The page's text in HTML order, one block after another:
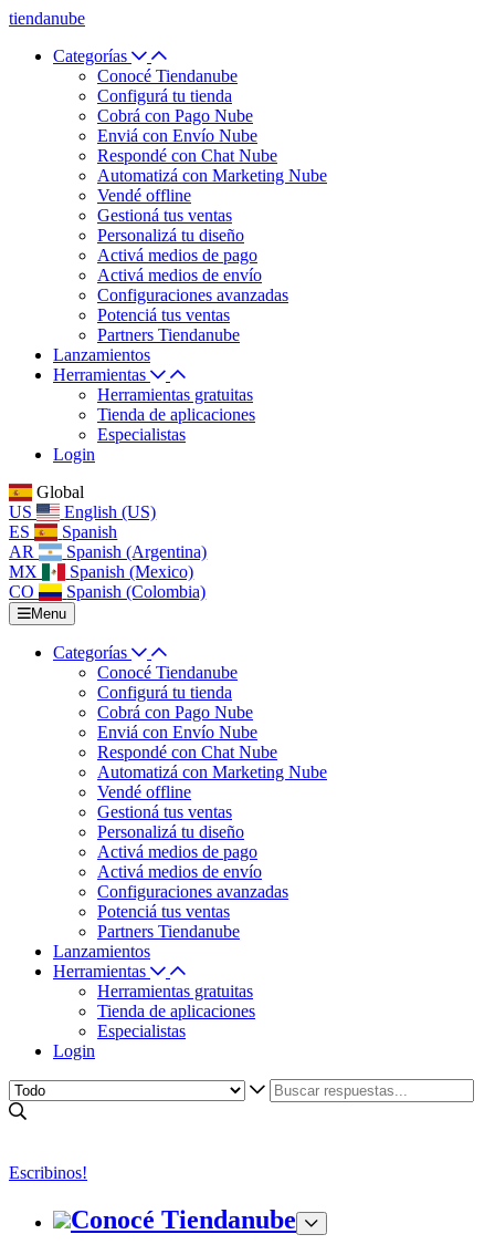
tiendanube
Categorías
Conocé Tiendanube
Configurá tu tienda
Cobrá con Pago Nube
Enviá con Envío Nube
Respondé con Chat Nube
Automatizá con Marketing Nube
Vendé offline
Gestioná tus ventas
Personalizá tu diseño
Activá medios de pago
Activá medios de envío
Configuraciones avanzadas
Potenciá tus ventas
Partners Tiendanube
Lanzamientos
Herramientas
Herramientas gratuitas
Tienda de aplicaciones
Especialistas
Login
Global
US
English (US)
ES
Spanish
AR
Spanish (Argentina)
MX
Spanish (Mexico)
CO
Spanish (Colombia)
Menu
Categorías
Conocé Tiendanube
Configurá tu tienda
Cobrá con Pago Nube
Enviá con Envío Nube
Respondé con Chat Nube
Automatizá con Marketing Nube
Vendé offline
Gestioná tus ventas
Personalizá tu diseño
Activá medios de pago
Activá medios de envío
Configuraciones avanzadas
Potenciá tus ventas
Partners Tiendanube
Lanzamientos
Herramientas
Herramientas gratuitas
Tienda de aplicaciones
Especialistas
Login
Escribinos!
Conocé Tiendanube